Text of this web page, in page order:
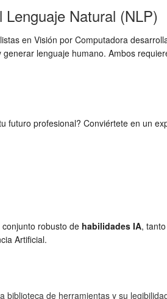
Natural (NLP)
en Visión por Computadora
lenguaje humano. Ambos
profesional? Conviértete en un
robusto de habilidades IA,
Artificial.
de herramientas y su